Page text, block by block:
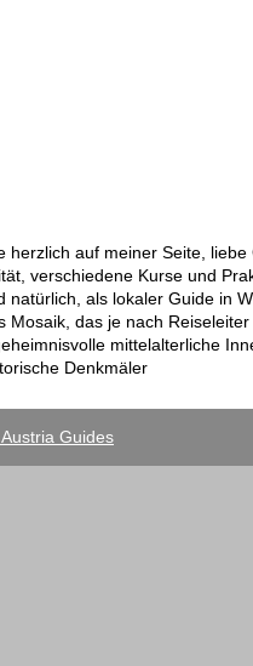
herzlich auf meiner Seite,
verschiedene Kurse und
als lokaler Guide in
Mosaik, das je nach
mittelalterliche
Denkmäler
Guides